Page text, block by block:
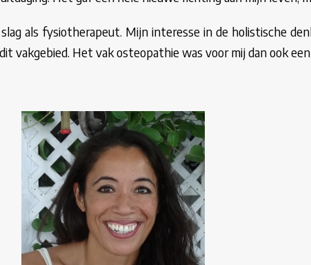
als fysiotherapeut. Mijn interesse in de holistische
vakgebied. Het vak osteopathie was voor mij dan ook